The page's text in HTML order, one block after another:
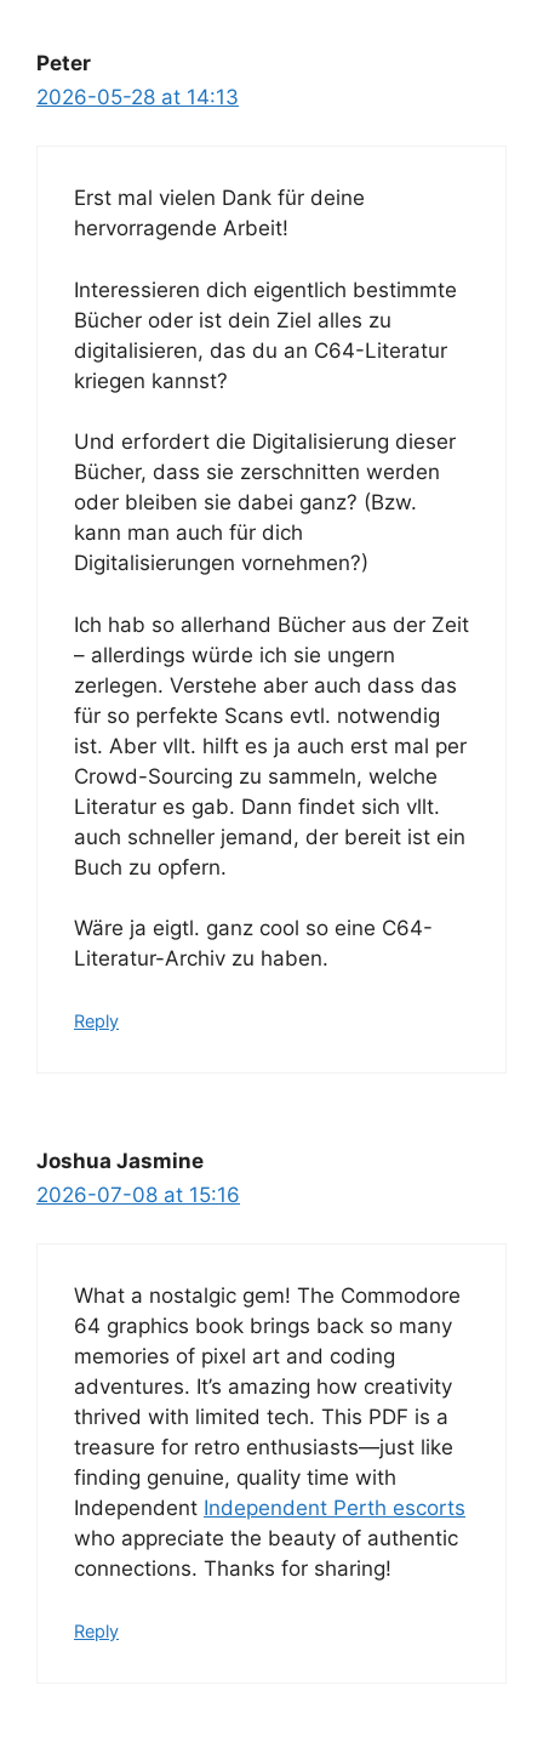
Peter
2026-05-28 at 14:13
Erst mal vielen Dank für deine
hervorragende Arbeit!
Interessieren dich eigentlich bestimmte
Bücher oder ist dein Ziel alles zu
digitalisieren, das du an C64-Literatur
kriegen kannst?
Und erfordert die Digitalisierung dieser
Bücher, dass sie zerschnitten werden
oder bleiben sie dabei ganz? (Bzw.
kann man auch für dich
Digitalisierungen vornehmen?)
Ich hab so allerhand Bücher aus der Zeit
– allerdings würde ich sie ungern
zerlegen. Verstehe aber auch dass das
für so perfekte Scans evtl. notwendig
ist. Aber vllt. hilft es ja auch erst mal per
Crowd-Sourcing zu sammeln, welche
Literatur es gab. Dann findet sich vllt.
auch schneller jemand, der bereit ist ein
Buch zu opfern.
Wäre ja eigtl. ganz cool so eine C64-
Literatur-Archiv zu haben.
Reply
Joshua Jasmine
2026-07-08 at 15:16
What a nostalgic gem! The Commodore
64 graphics book brings back so many
memories of pixel art and coding
adventures. It’s amazing how creativity
thrived with limited tech. This PDF is a
treasure for retro enthusiasts—just like
finding genuine, quality time with
Independent Independent Perth escorts
who appreciate the beauty of authentic
connections. Thanks for sharing!
Reply